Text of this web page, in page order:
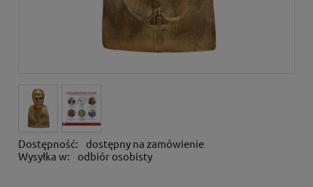
Dostępność:
dostępny na zamówienie
Wysyłka w:
odbiór osobisty